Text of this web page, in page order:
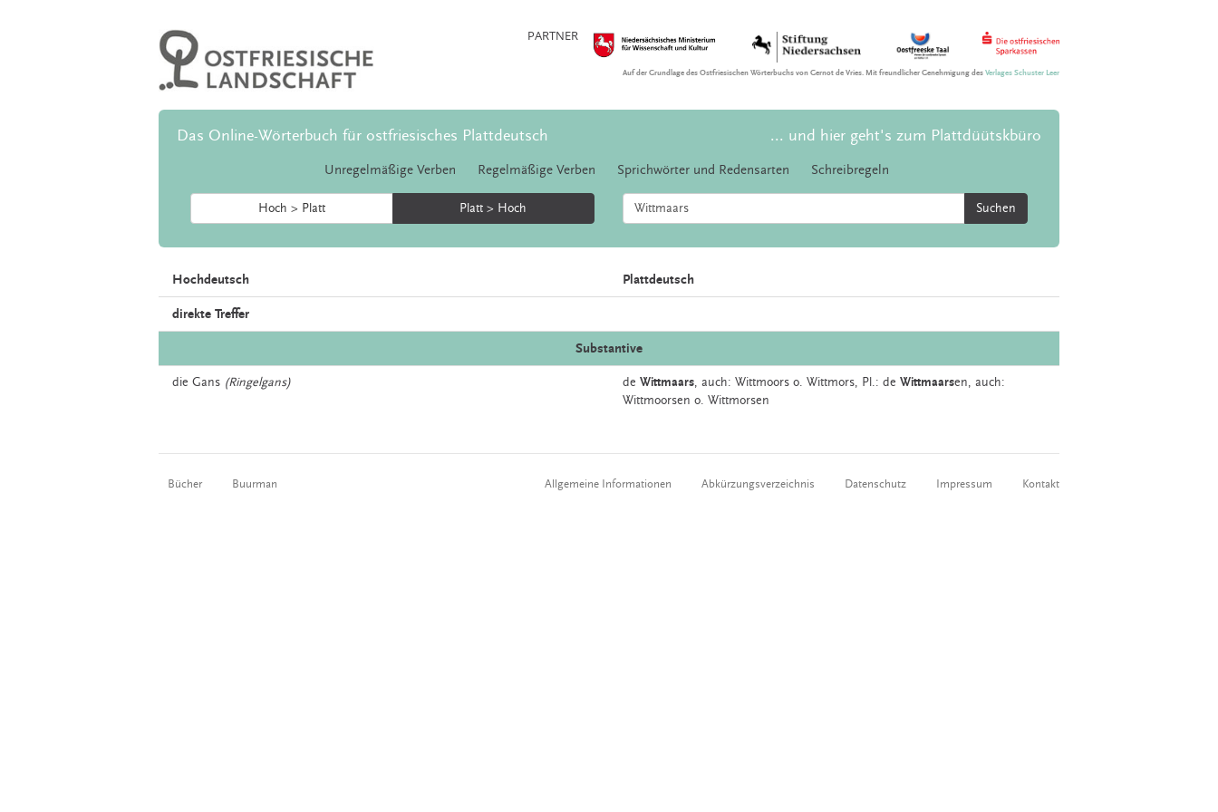
PARTNER
Auf der Grundlage des Ostfriesischen Wörterbuchs von Gernot de Vries. Mit freundlicher Genehmigung desVerlages Schuster Leer
Das Online-Wörterbuch für ostfriesisches Plattdeutsch ... und hier geht's zum Plattdüütskbüro
Unregelmäßige Verben Regelmäßige Verben Sprichwörter und Redensarten Schreibregeln
Hoch > Platt Platt > Hoch Suchen
Hochdeutsch Plattdeutsch
direkte Treffer
Substantive
die Gans (Ringelgans) de Wittmaars, auch: Wittmoors o. Wittmors, Pl.: de Wittmaarsen, auch:
Wittmoorsen o. Wittmorsen
Bücher Buurman Allgemeine Informationen Abkürzungsverzeichnis Datenschutz Impressum Kontakt